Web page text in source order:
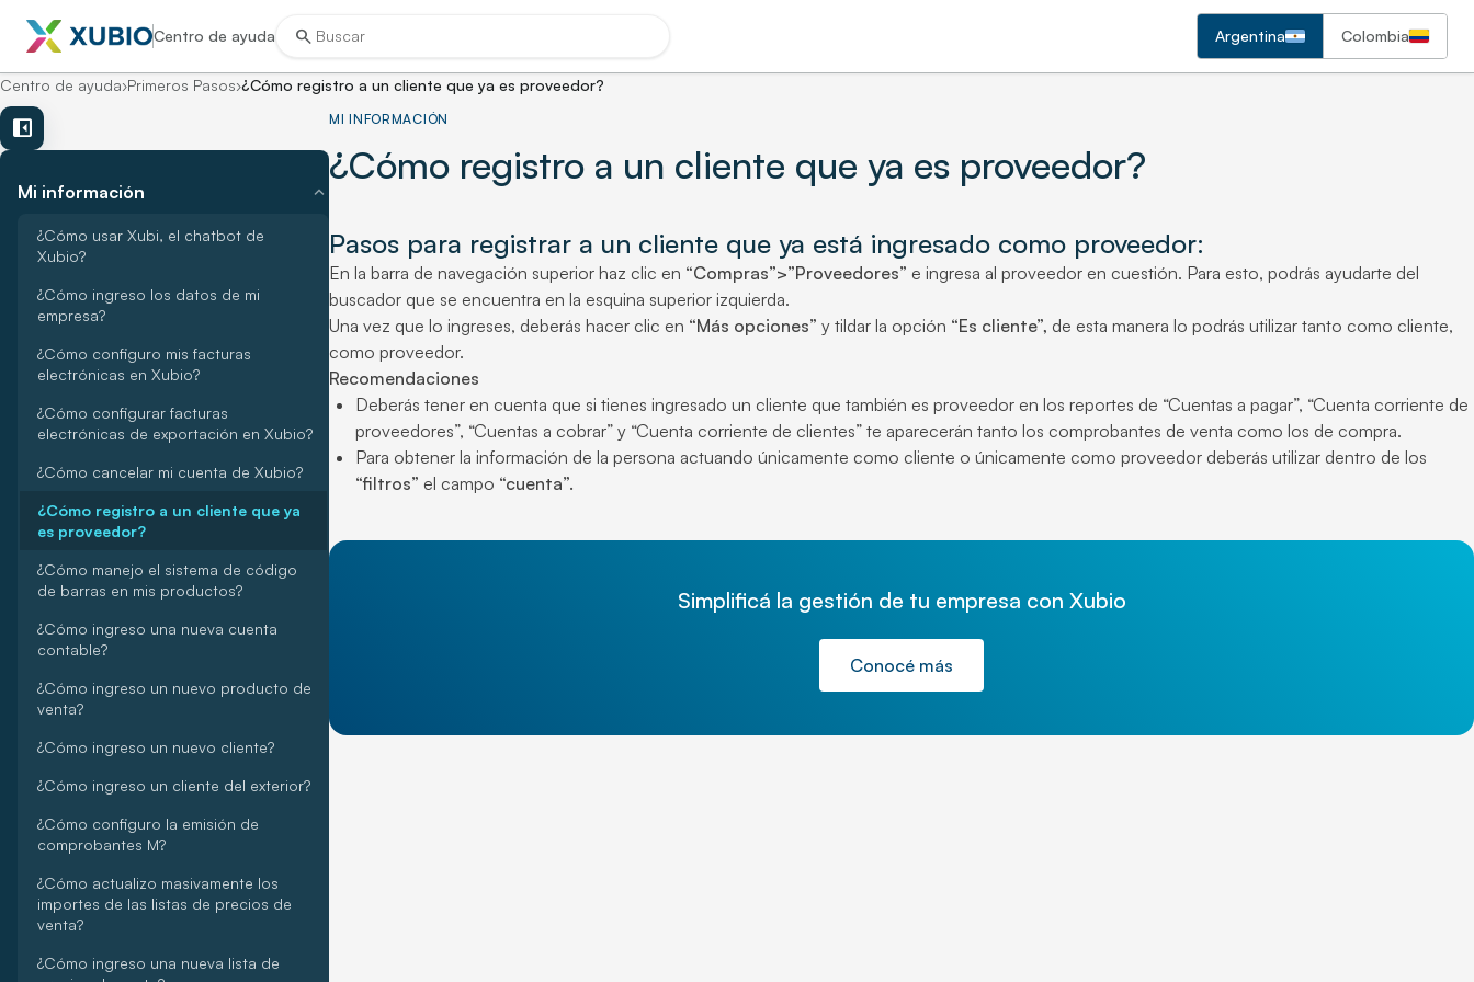
Centro de ayuda search Argentina Colombia
Centro de ayuda›Primeros Pasos›¿Cómo registro a un cliente que ya es proveedor?
left_panel_close
Mi información expand_more
¿Cómo usar Xubi, el chatbot de
Xubio?
¿Cómo ingreso los datos de mi
empresa?
¿Cómo configuro mis facturas
electrónicas en Xubio?
¿Cómo configurar facturas
electrónicas de exportación en Xubio?
¿Cómo cancelar mi cuenta de Xubio?
¿Cómo registro a un cliente que ya
es proveedor?
¿Cómo manejo el sistema de código
de barras en mis productos?
¿Cómo ingreso una nueva cuenta
contable?
¿Cómo ingreso un nuevo producto de
venta?
¿Cómo ingreso un nuevo cliente?
¿Cómo ingreso un cliente del exterior?
¿Cómo configuro la emisión de
comprobantes M?
¿Cómo actualizo masivamente los
importes de las listas de precios de
venta?
¿Cómo ingreso una nueva lista de
MI INFORMACIÓN
¿Cómo registro a un cliente que ya es proveedor?
Pasos para registrar a un cliente que ya está ingresado como proveedor:
En la barra de navegación superior haz clic en “Compras”>”Proveedores” e ingresa al proveedor en cuestión. Para esto, podrás ayudarte del
buscador que se encuentra en la esquina superior izquierda.
Una vez que lo ingreses, deberás hacer clic en “Más opciones” y tildar la opción “Es cliente”, de esta manera lo podrás utilizar tanto como cliente,
como proveedor.
Recomendaciones
Deberás tener en cuenta que si tienes ingresado un cliente que también es proveedor en los reportes de “Cuentas a pagar”, “Cuenta corriente de
proveedores”, “Cuentas a cobrar” y “Cuenta corriente de clientes” te aparecerán tanto los comprobantes de venta como los de compra.
Para obtener la información de la persona actuando únicamente como cliente o únicamente como proveedor deberás utilizar dentro de los
“filtros” el campo “cuenta”.
Simplificá la gestión de tu empresa con Xubio
Conocé más